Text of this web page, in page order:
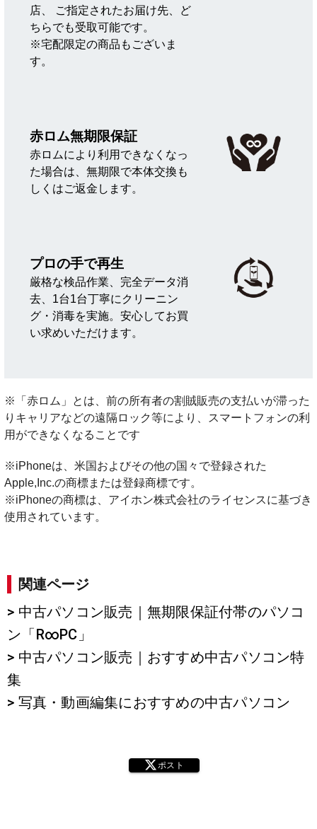
店、 ご指定されたお届け先、ど
ちらでも受取可能です。
※宅配限定の商品もございま
す。
赤ロム無期限保証
赤ロムにより利用できなくなっ
た場合は、無期限で本体交換も
しくはご返金します。
プロの手で再生
厳格な検品作業、完全データ消
去、1台1台丁寧にクリーニン
グ・消毒を実施。安心してお買
い求めいただけます。
※「赤ロム」とは、前の所有者の割賊販売の支払いが滞った
りキャリアなどの遠隔ロック等により、スマートフォンの利
用ができなくなることです
※iPhoneは、米国およびその他の国々で登録された
Apple,Inc.の商標または登録商標です。
※iPhoneの商標は、アイホン株式会社のライセンスに基づき
使用されています。
関連ページ
> 中古パソコン販売｜無期限保証付帯のパソコ
ン「R∞PC」
> 中古パソコン販売｜おすすめ中古パソコン特
集
> 写真・動画編集におすすめの中古パソコン
ポスト